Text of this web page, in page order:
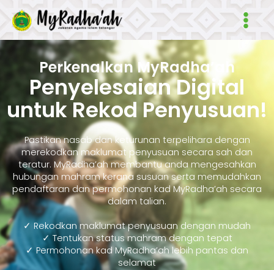
Main
Perkenalkan MyRadha’ah
Penyelesaian Digital
untuk Rekod Penyusuan!
Pastikan nasab dan keturunan terpelihara dengan
merekodkan maklumat penyusuan secara sah dan
teratur. MyRadha’ah membantu anda mengesahkan
hubungan mahram kerana susuan serta memudahkan
pendaftaran dan permohonan kad MyRadha’ah secara
dalam talian.
✓ Rekodkan maklumat penyusuan dengan mudah
✓ Tentukan status mahram dengan tepat
✓ Permohonan kad MyRadha’ah lebih pantas dan
selamat